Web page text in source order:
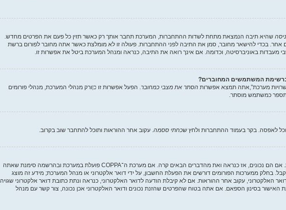
שהיא תיבה הנמצאת מתחת לשדות ההתחברות, המערכת תחבר אותך רק כאשר תזין כל פעם את הפרטים מחדש.
בכדי להישאר מחובר, סמן את התיבה לפני ההתחברות. פעולה זו לא מומלצת כאשר אתה מחובר לפורום ברשת
מעבדות באוניברסיטה, וכדומה. אם אינך רואה את התיבה, כנראה ומנהל המערכת ביטל את אפשרות זו.
המשתמשים המחוברים?
מערכת”,אתה תמצא אפשרות הסתר את מצבי כמחובר. הפעל אפשרות זו כןורק מנהלי המערכת, מנהלי פורומים
תספר כמשתמש מוסתר.
לאפסה. בקר בעמוד ההתחברות ולחץ שכחתי ססמה. עקוב אחר ההוראות ותוכל להתחבר שוב בקרוב.
ראשית, בדוק את שם המשתמש והססמה שהזנת. אם הם נכונים, אז כנראה ואת מהדברים הבאים קרה. אם מערכת ה־COPPA פועלת במערכת ובהרשמה סימנת שאתה
שתקבל. בחלק ממערכות הפורומים דורשים את הפעלת החשבון, על ידי דואר אלקטרוני או מנהל המערכת; מידע זה מוצג
עקוב אחר ההוראות. אם לא קיבלת הודעה לדואר האלקטרוני, כנראה ונתת כתובת דואר אלקטרוני שגויה
בסינון הספאם. אם אתה בטוח שהפרטים שהזנת נכונים ודואר האלקטרוני אכן נכונה, צור קשר עם מנהל